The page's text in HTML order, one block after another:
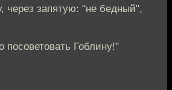
через запятую: "не бедный",
Гоблину!"